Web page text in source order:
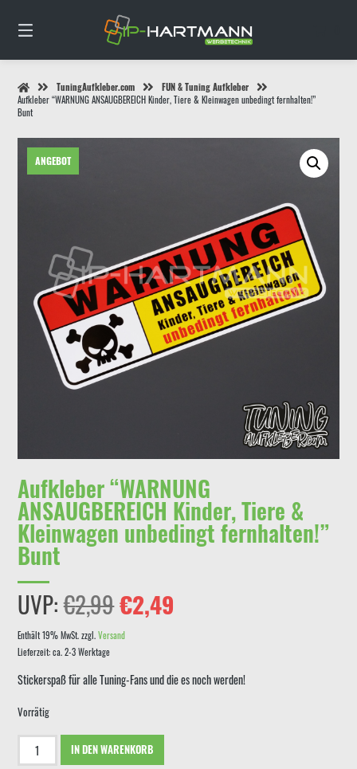
Inhalt
TuningAufkleber.com
FUN & Tuning Aufkleber
Aufkleber “WARNUNG ANSAUGBEREICH Kinder, Tiere & Kleinwagen unbedingt fernhalten!”
Bunt
ANGEBOT
Aufkleber “WARNUNG
ANSAUGBEREICH Kinder, Tiere &
Kleinwagen unbedingt fernhalten!”
Bunt
UVP:€2,99Ursprünglicher
Preis
war:
€2,49
ist:
Enthält 19% MwSt. zzgl.Versand
Lieferzeit: ca. 2-3 Werktage
Stickerspaß für alle Tuning-Fans und die es noch werden!
Vorrätig
Aufkleber
"WARNUNG
IN DEN WARENKORB